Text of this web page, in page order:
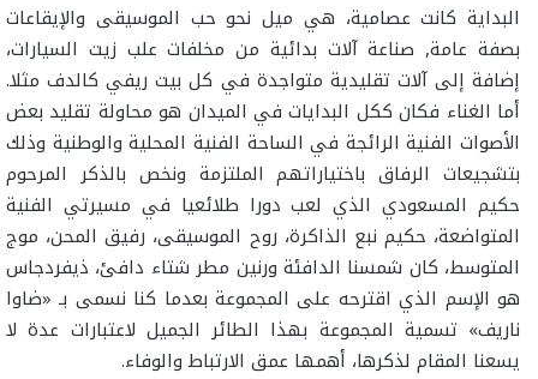
البداية كانت عصامية، هي ميل نحو حب الموسيقى والإيقاعات
بصفة عامة, صناعة آلات بدائية من مخلفات علب زيت السيارات،
إضافة إلى آلات تقليدية متواجدة في كل بيت ريفي كالدف مثلا.
أما الغناء فكان ككل البدايات في الميدان هو محاولة تقليد بعض
الأصوات الفنية الرائجة في الساحة الفنية المحلية والوطنية وذلك
بتشجيعات الرفاق باختياراتهم الملتزمة ونخص بالذكر المرحوم
حكيم المسعودي الذي لعب دورا طلائعيا في مسيرتي الفنية
المتواضعة، حكيم نبع الذاكرة، روح الموسيقى، رفيق المحن، موج
المتوسط، كان شمسنا الدافئة ورنين مطر شتاء دافئ، ذيفردجاس
هو الإسم الذي اقترحه على المجموعة بعدما كنا نسمى بـ «ضاوا
ناريف» تسمية المجموعة بهذا الطائر الجميل لاعتبارات عدة لا
يسعنا المقام لذكرها، أهمها عمق الارتباط والوفاء.